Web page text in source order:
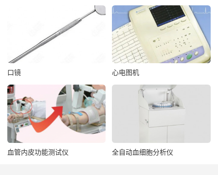
口镜 心电图机
血管内皮功能测试仪 全自动血细胞分析仪